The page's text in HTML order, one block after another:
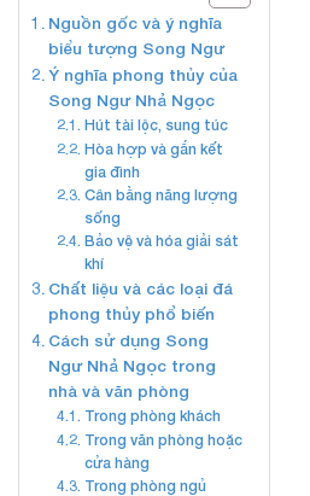
Nguồn gốc và ý nghĩa
biểu tượng Song Ngư
Ý nghĩa phong thủy của
Song Ngư Nhả Ngọc
Hút tài lộc, sung túc
Hòa hợp và gắn kết
gia đình
Cân bằng năng lượng
sống
Bảo vệ và hóa giải sát
khí
Chất liệu và các loại đá
phong thủy phổ biến
Cách sử dụng Song
Ngư Nhả Ngọc trong
nhà và văn phòng
Trong phòng khách
Trong văn phòng hoặc
cửa hàng
Trong phòng ngủ